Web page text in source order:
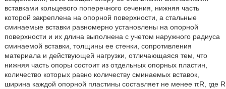
вставками кольцевого поперечного сечения, нижняя часть
которой закреплена на опорной поверхности, а стальные
сминаемые вставки равномерно установлены на опорной
поверхности и их длина выполнена с учетом наружного радиуса
сминаемой вставки, толщины ее стенки, сопротивления
материала и действующей нагрузки, отличающаяся тем, что
нижняя часть опоры состоит из отдельных опорных пластин,
количество которых равно количеству сминаемых вставок,
ширина каждой опорной пластины составляет не менее πR, где R